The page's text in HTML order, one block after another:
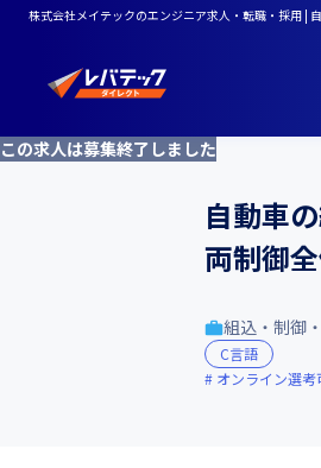
株式会社メイテックのエンジニア求人・転職・採用 |
この求人は募集終了しました
自動車
両制御
組込・制御
C言語
オンライン選考